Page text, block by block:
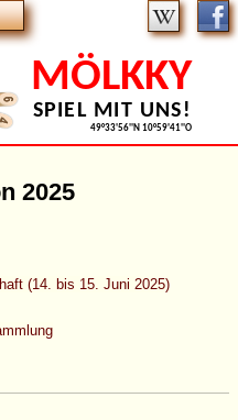
MÖLKKY
SPIEL MIT UNS!
49°33'56''N 10°59'41''O
2025
(14. bis 15. Juni 2025)